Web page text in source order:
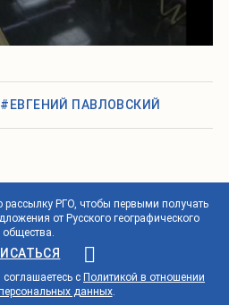
#ЕВГЕНИЙ ПАВЛОВСКИЙ
РГО, чтобы первыми получать
от Русского географического
общества.
с Политикой в отношении
данных.